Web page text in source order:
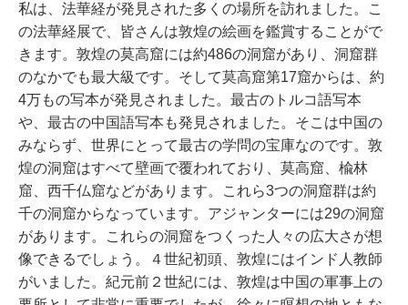
私は、法華経が発見された多くの場所を訪れました。こ
の法華経展で、皆さんは敦煌の絵画を鑑賞することがで
きます。敦煌の莫高窟には約486の洞窟があり、洞窟群
のなかでも最大級です。そして莫高窟第17窟からは、約
4万もの写本が発見されました。最古のトルコ語写本
や、最古の中国語写本も発見されました。そこは中国の
みならず、世界にとって最古の学問の宝庫なのです。敦
煌の洞窟はすべて壁画で覆われており、莫高窟、楡林
窟、西千仏窟などがあります。これら3つの洞窟群は約
千の洞窟からなっています。アジャンターには29の洞窟
があります。これらの洞窟をつくった人々の広大さが想
像できるでしょう。４世紀初頭、敦煌にはインド人教師
がいました。紀元前２世紀には、敦煌は中国の軍事上の